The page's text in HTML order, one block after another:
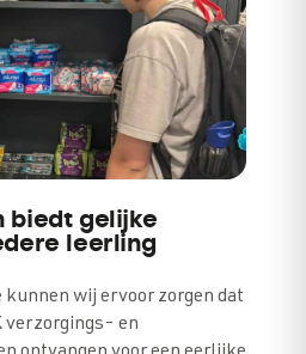
biedt gelijke
leerling
wij ervoor zorgen dat
verzorgings- en